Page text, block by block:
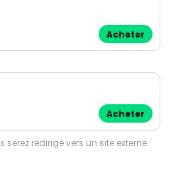
Acheter
Acheter
serez redirigé vers un site externe.